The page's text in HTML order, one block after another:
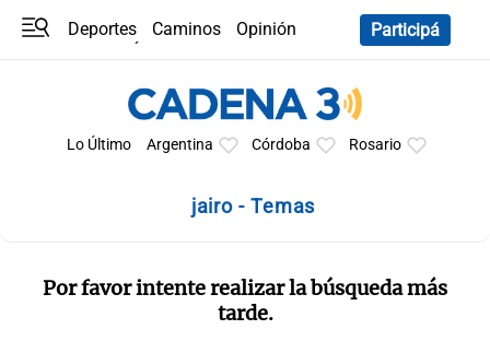
Deportes Caminos
Opinión
Participá
Lo Último Argentina Córdoba Rosario
jairo - Temas
Por favor intente realizar la búsqueda más
tarde.